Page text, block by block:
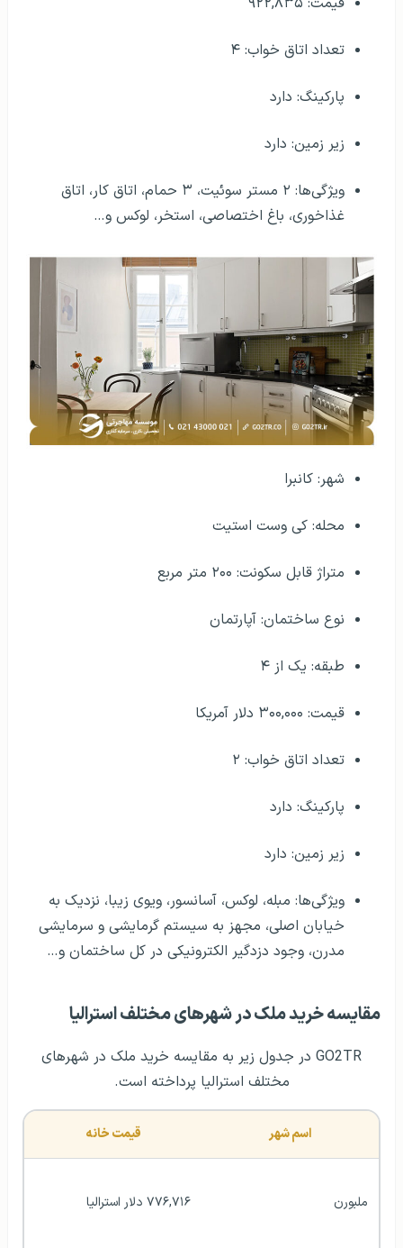
تعداد اتاق خواب: ۴
پارکینگ: دارد
زیر زمین: دارد
ویژگی‌ها: ۲ مستر سوئیت، ۳ حمام، اتاق کار، اتاق
غذاخوری، باغ اختصاصی، استخر، لوکس و…
شهر: کانبرا
محله: کی وست استیت
متراژ قابل سکونت: ۲۰۰ متر مربع
نوع ساختمان: آپارتمان
طبقه: یک از ۴
قیمت: ۳۰۰,۰۰۰ دلار آمریکا
تعداد اتاق خواب: ۲
پارکینگ: دارد
زیر زمین: دارد
ویژگی‌ها: مبله، لوکس، آسانسور، ویوی زیبا، نزدیک به
خیابان اصلی، مجهز به سیستم گرمایشی و سرمایشی
مدرن، وجود دزدگیر الکترونیکی در کل ساختمان و…
مقایسه خرید ملک در شهرهای مختلف استرالیا
GO2TR در جدول زیر به مقایسه خرید ملک در شهرهای
مختلف استرالیا پرداخته است.
اسم شهر قیمت خانه
ملبورن ۷۷۶,۷۱۶ دلار استرالیا